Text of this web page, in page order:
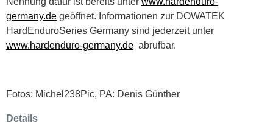
germany.de geöffnet. Informationen zur DOWATEK
HardEnduroSeries Germany sind jederzeit unter
www.hardenduro-germany.de abrufbar.
Fotos: Michel238Pic, PA: Denis Günther
Details